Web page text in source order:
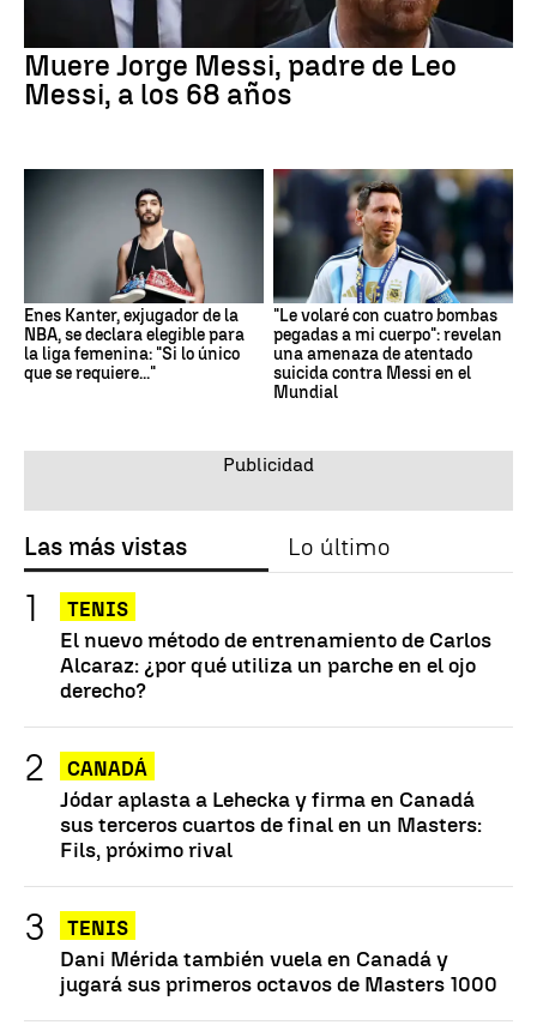
Muere Jorge Messi, padre de Leo
Messi, a los 68 años
Enes Kanter, exjugador de la
NBA, se declara elegible para
la liga femenina: "Si lo único
que se requiere..."
"Le volaré con cuatro bombas
pegadas a mi cuerpo": revelan
una amenaza de atentado
suicida contra Messi en el
Mundial
Las más vistas Lo último
TENIS
El nuevo método de entrenamiento de Carlos
Alcaraz: ¿por qué utiliza un parche en el ojo
derecho?
CANADÁ
Jódar aplasta a Lehecka y firma en Canadá
sus terceros cuartos de final en un Masters:
Fils, próximo rival
TENIS
Dani Mérida también vuela en Canadá y
jugará sus primeros octavos de Masters 1000